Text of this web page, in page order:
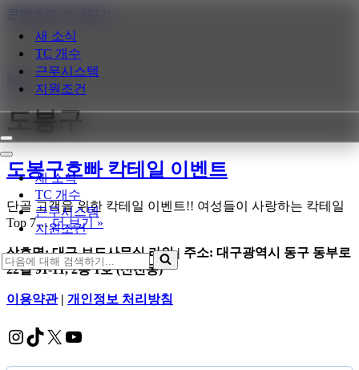
새 소식
TC 개수
근무시스템
지원조건
내
비
게
션
메
뉴
내
비
이
션
뉴
새 소식
TC 개수
근무시스템
지원조건
다
음
에
대
검
»도봉구
도봉구
도봉구호빠 칵테일 이벤트
단골 고객을 위한 칵테일 이벤트!! 여성들이 사랑하는 칵테일
Top 7…더 보기 »
구
호
칵
상호명: 대구 보도사무실 라인 | 주소: 대구광역시 동구 동부로
22길 91-11, 2층 1호 (신천동)
이용약관| 개인정보 처리방침
Instagram
TikTok
X YouTube